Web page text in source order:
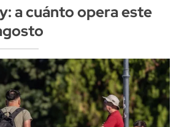
a cuánto opera este